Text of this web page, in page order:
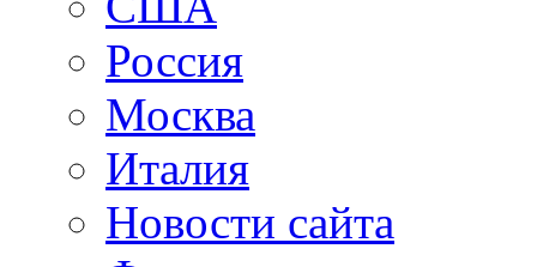
Россия
Москва
Италия
Новости сайта